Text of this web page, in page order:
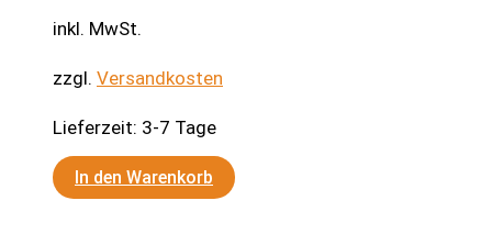
inkl. MwSt.
zzgl. Versandkosten
Lieferzeit: 3-7 Tage
In den Warenkorb